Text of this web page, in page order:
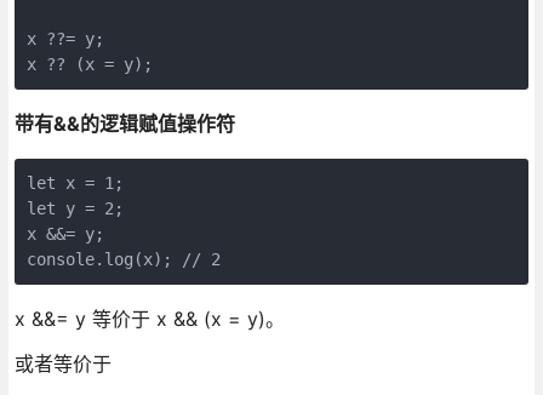
x ??= y;
x ?? (x = y);
带有&&的逻辑赋值操作符
let x = 1;
let y = 2;
x &&= y;
console.log(x); // 2
x &&= y 等价于 x && (x = y)。
或者等价于